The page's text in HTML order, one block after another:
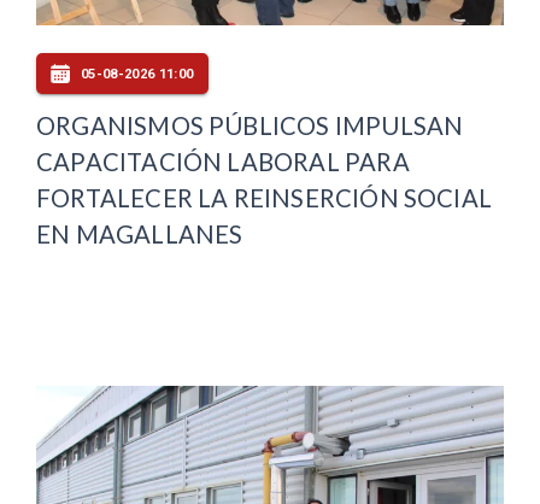
05-08-2026 11:00
ORGANISMOS PÚBLICOS IMPULSAN
CAPACITACIÓN LABORAL PARA
FORTALECER LA REINSERCIÓN SOCIAL
EN MAGALLANES